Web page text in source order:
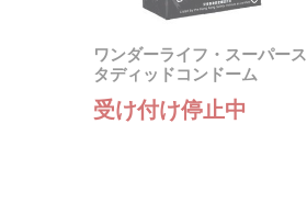
ワンダーライフ・スーパース
タディッドコンドーム
受け付け停止中